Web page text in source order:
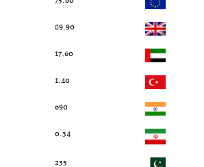
89.90
17.60
1.40
690
0.34
235